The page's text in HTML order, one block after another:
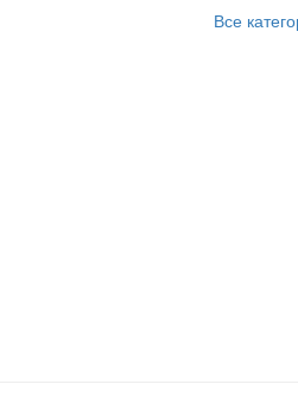
Все